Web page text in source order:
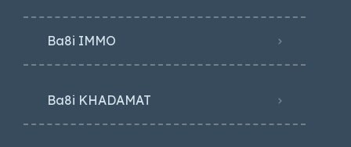
Ba8i IMMO
Ba8i KHADAMAT